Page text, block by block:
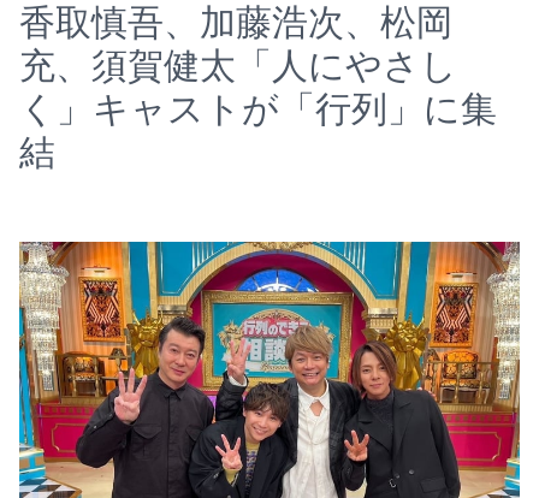
香取慎吾、加藤浩次、松岡
充、須賀健太「人にやさし
く」キャストが「行列」に集
結